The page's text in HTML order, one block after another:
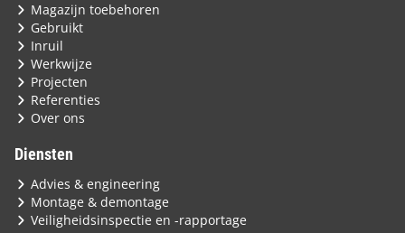
Magazijn toebehoren
Gebruikt
Inruil
Werkwijze
Projecten
Referenties
Over ons
Diensten
Advies & engineering
Montage & demontage
Veiligheidsinspectie en -rapportage